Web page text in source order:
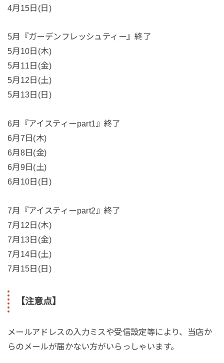
4月15日(日)
5月『ガーデンフレッシュティー』終了
5月10日(木)
5月11日(金)
5月12日(土)
5月13日(日)
6月『アイスティーpart1』終了
6月7日(木)
6月8日(金)
6月9日(土)
6月10日(日)
7月『アイスティーpart2』終了
7月12日(木)
7月13日(金)
7月14日(土)
7月15日(日)
【注意点】
メールアドレスの入力ミスや受信設定等により、当店か
らのメールが届かない方がいらっしゃいます。